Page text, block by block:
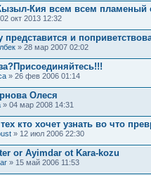
Кия всем всем пламеный
окт 2013 12:32
представится и
» 28 мар 2007 02:02
» 26 фев 2006 01:14
Олеся
» 04 мар 2008 14:31
кто хочет узнать во что
» 12 июл 2006 22:30
or Ayimdar ot Kara-kozu
» 15 май 2006 11:53